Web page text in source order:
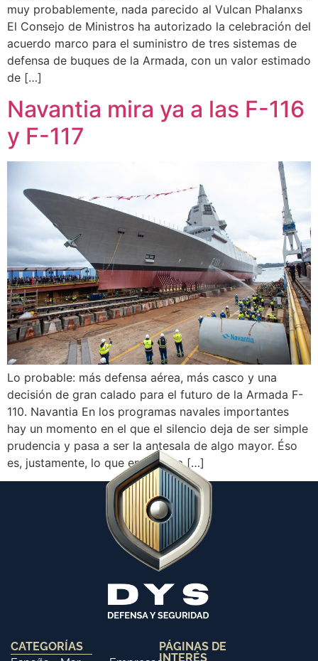
muy probablemente, nada parecido al Vulcan Phalanxs
El Consejo de Ministros ha autorizado la celebración del
acuerdo marco para el suministro de tres sistemas de
defensa de buques de la Armada, con un valor estimado
de […]
Navantia mira ya a las F-116
y F-117
Lo probable: más defensa aérea, más casco y una
decisión de gran calado para el futuro de la Armada F-
110. Navantia En los programas navales importantes
hay un momento en el que el silencio deja de ser simple
prudencia y pasa a ser la antesala de algo mayor. Éso
es, justamente, lo que empieza a […]
CATEGORÍAS
PÁGINAS DE
INTERÉS